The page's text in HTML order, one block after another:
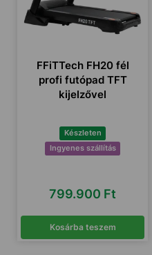
FFiTTech FH20 fél
profi futópad TFT
kijelzővel
Készleten
Ingyenes szállítás
799.900 Ft
Kosárba teszem